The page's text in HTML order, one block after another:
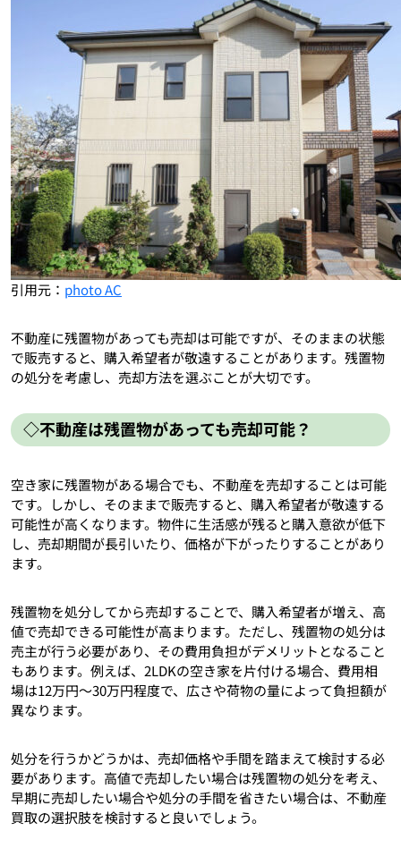
引用元： photo AC
不動産に残置物があっても売却は可能ですが、そのままの状態
で販売すると、購入希望者が敬遠することがあります。残置物
の処分を考慮し、売却方法を選ぶことが大切です。
◇不動産は残置物があっても売却可能？
空き家に残置物がある場合でも、不動産を売却することは可能
です。しかし、そのままで販売すると、購入希望者が敬遠する
可能性が高くなります。物件に生活感が残ると購入意欲が低下
し、売却期間が長引いたり、価格が下がったりすることがあり
ます。
残置物を処分してから売却することで、購入希望者が増え、高
値で売却できる可能性が高まります。ただし、残置物の処分は
売主が行う必要があり、その費用負担がデメリットとなること
もあります。例えば、2LDKの空き家を片付ける場合、費用相
場は12万円～30万円程度で、広さや荷物の量によって負担額が
異なります。
処分を行うかどうかは、売却価格や手間を踏まえて検討する必
要があります。高値で売却したい場合は残置物の処分を考え、
早期に売却したい場合や処分の手間を省きたい場合は、不動産
買取の選択肢を検討すると良いでしょう。